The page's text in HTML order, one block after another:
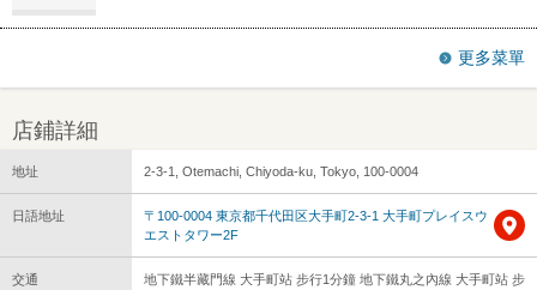
更多菜單
店鋪詳細
地址 2-3-1, Otemachi, Chiyoda-ku, Tokyo, 100-0004
日語地址
〒100-0004 東京都千代田区大手町2-3-1 大手町プレイスウ
エストタワー2F
交通
地下鐵半藏門線 大手町站 步行1分鐘 地下鐵丸之內線 大手町站 步